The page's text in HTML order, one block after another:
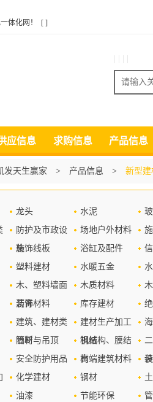
体化网！ [ ]
搜索
应信息 求购信息 产品信息
发天生赢家 > 产品信息 > 新型建
龙头 水泥
防护及市政设
施
场地户外材料
装饰线板 浴缸及配件
塑料建材 水暖五金
木、塑料墙面
装饰材料
木质材料
沥青 库存建材
建筑、建材类
管材
建材生产加工
机械
隔断与吊顶
钢结构、膜结
构
安全防护用品 高端建筑材料
化学建材 钢材
油漆 节能环保